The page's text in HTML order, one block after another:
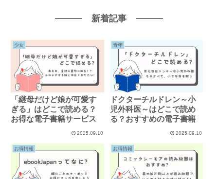
新着記事
少女
「継母だけど娘が可愛す
ぎる」はどこで読める？
お得な電子書籍サービス
2025.09.10
青年
ドクターチルドレン～小
児外科医～はどこで読め
る？おすすめの電子書籍
2025.09.10
お得情報 お得情報